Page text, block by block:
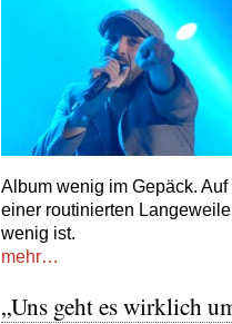
Album wenig im Gepäck.
einer routinierten
wenig ist.
mehr…
„Uns geht es wirklich